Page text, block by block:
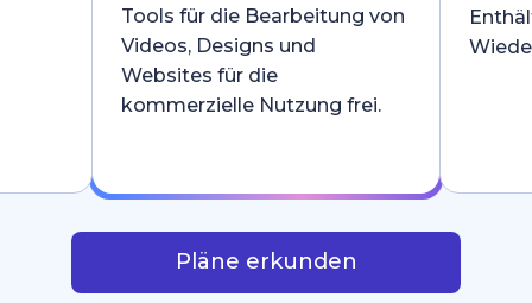
Tools für die Bearbeitung von
Videos, Designs und
Websites für die
kommerzielle Nutzung frei.
Pläne erkunden